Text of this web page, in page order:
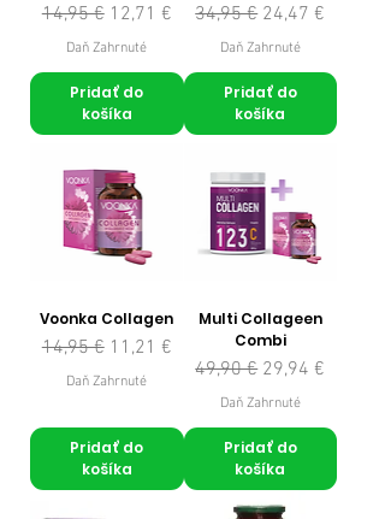
Normálna cena
14,95 € Zľavnená cena
12,71 €
Daň Zahrnuté
Pridať do
košíka
Normálna cena
34,95 € Zľavnená cena
24,47 €
Daň Zahrnuté
Pridať do
košíka
Voonka Collagen
Normálna cena
14,95 € Zľavnená cena
11,21 €
Daň Zahrnuté
Pridať do
košíka
Multi Collageen
Combi
Normálna cena
49,90 € Zľavnená cena
29,94 €
Daň Zahrnuté
Pridať do
košíka